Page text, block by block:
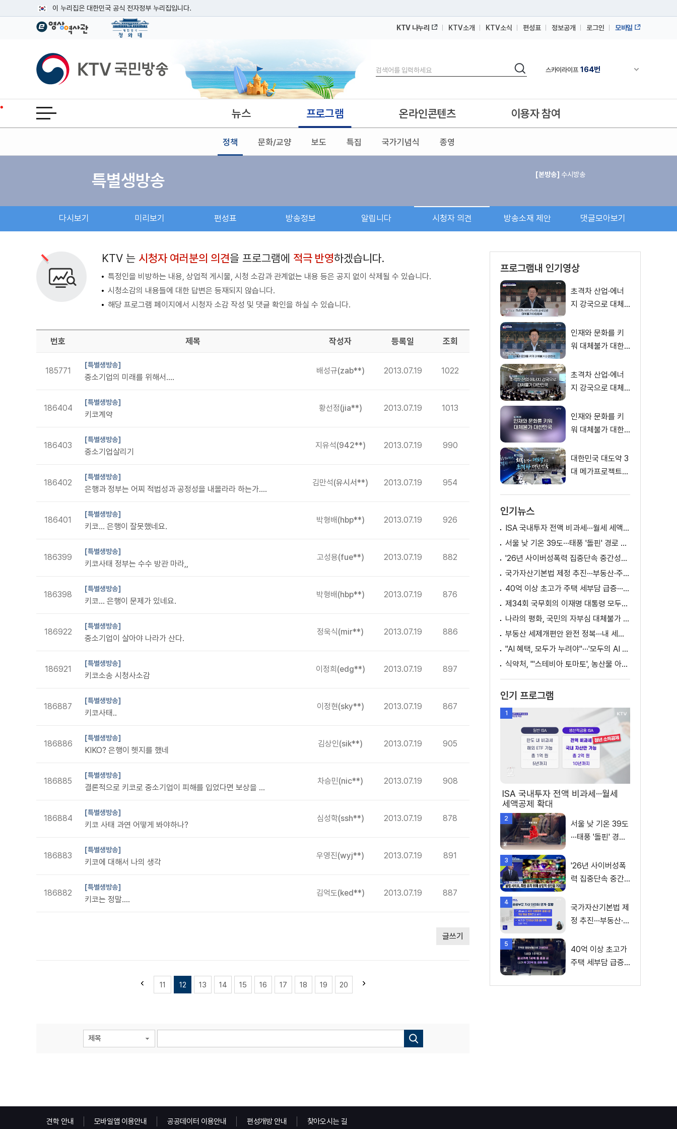
이 누리집은 대한민국 공식 전자정부 누리집입니다.
공식 누리집 주소 확인하기
이밖에 or.kr 또는 .kr등 다른 도메인 주소를 사용하고 있다면 아래 URL에서 도메인 주소를 확인해 보세요
운영중인 공식 누리집보기
KTV 나누리 KTV소개 KTV소식 편성표 정보공개 로그인 모바일
KTV국민방송
검색
검색 채널안내 펼쳐
스카이라이프 164번
스카이라이프 164번
스카이라이프
전체메뉴 열기 뉴스 프로그램
정책 문화/교양 보도 특집 국가기념식 종영
온라인콘텐츠 이용자 참여
특별생방송 [본방송] 수시방송
다시보기 미리보기 편성표 방송정보 알립니다 시청자 의견 방송소재 제안 댓글모아보기
KTV 는 시청자 여러분의 의견을 프로그램에 적극 반영하겠습니다.
특정인을 비방하는 내용, 상업적 게시물, 시청 소감과 관계없는 내용 등은 공지 없이 삭제될 수 있습니다.
시청소감의 내용들에 대한 답변은 등재되지 않습니다.
해당 프로그램 페이지에서 시청자 소감 작성 및 댓글 확인을 하실 수 있습니다.
번호 제목 작성자 등록일 조회
185771
[특별생방송]
중소기업의 미래를 위해서....
배성규(zab**) 2013.07.19 1022
186404
[특별생방송]
키코계약
황선정(jia**) 2013.07.19 1013
186403
[특별생방송]
중소기업살리기
지유석(942**) 2013.07.19 990
186402
[특별생방송]
은행과 정부는 어찌 적법성과 공정성을 내몰라라 하는가.......!
김만석(유시서**) 2013.07.19 954
186401
[특별생방송]
키코... 은행이 잘못했네요.
박형배 (hbp**) 2013.07.19 926
186399
[특별생방송]
키코사태 정부는 수수 방관 마라,,
고성용(fue**) 2013.07.19 882
186398
[특별생방송]
키코... 은행이 문제가 있네요.
박형배 (hbp**) 2013.07.19 876
186922
[특별생방송]
중소기업이 살아야 나라가 산다.
정욱식(mir**) 2013.07.19 886
186921
[특별생방송]
키코소송 시청사소감
이정희 (edg**) 2013.07.19 897
186887
[특별생방송]
키코사태..
이정현(sky**) 2013.07.19 867
186886
[특별생방송]
KIKO? 은행이 헷지를 했네
김상인(sik**) 2013.07.19 905
186885
[특별생방송]
결론적으로 키코로 중소기업이 피해를 입었다면 보상을 받아야 한다고생각합니다.
차승민(nic**) 2013.07.19 908
186884
[특별생방송]
키코 사태 과연 어떻게 봐야하나?
심성학(ssh**) 2013.07.19 878
186883
[특별생방송]
키코에 대해서 나의 생각
우영진(wyj**) 2013.07.19 891
186882
[특별생방송]
키코는 정말....
김억도(ked**) 2013.07.19 887
글쓰기
11 12 13 14 15 16 17 18 19 20
검색 조건
제목
검색어 입력
검색
프로그램내 인기영상
초격차 산업·에너
지 강국으로 대체
재명 대통령 모두
말씀
인재와 문화를 키
워 대체불가 대한
령 모두말씀
초격차 산업·에너
지 강국으로 대체
인재와 문화를 키
워 대체불가 대한
대한민국 대도약 3
대 메가프로젝트
인기뉴스
ISA 국내투자 전액 비과세···월세 세액공제 확대
서울 낮 기온 39도···태풍 '돌핀' 경로 변수
'26년 사이버성폭력 집중단속 중간성과 발표···향후 추진계획은?
국가자산기본법 제정 추진···부동산·주식 등 통합 관리
40억 이상 초고가 주택 세부담 급증···실수요자 보호 강화
제34회 국무회의 이재명 대통령 모두발언
나라의 평화, 국민의 자부심 대체불가 대한민국 이재명 대통령 모두말씀
부동산 세제개편안 완전 정복···내 세금 어떻게 달라지나? [K-정책 사용법]
"AI 혜택, 모두가 누려야"···'모두의 AI 성장사다리' 출범
식약처, "'스테비아 토마토', 농산물 아닌 가공식품"
인기 프로그램
1
ISA 국내투자 전액 비과세···월세
세액공제 확대
2
서울 낮 기온 39도
···태풍 '돌핀' 경로
3
'26년 사이버성폭
력 집중단속 중간
진계획은?
4
국가자산기본법 제
정 추진···부동산·주
5
40억 이상 초고가
주택 세부담 급증···
화
견학 안내 모바일앱 이용안내 공공데이터 이용안내 편성개방 안내 찾아오시는 길